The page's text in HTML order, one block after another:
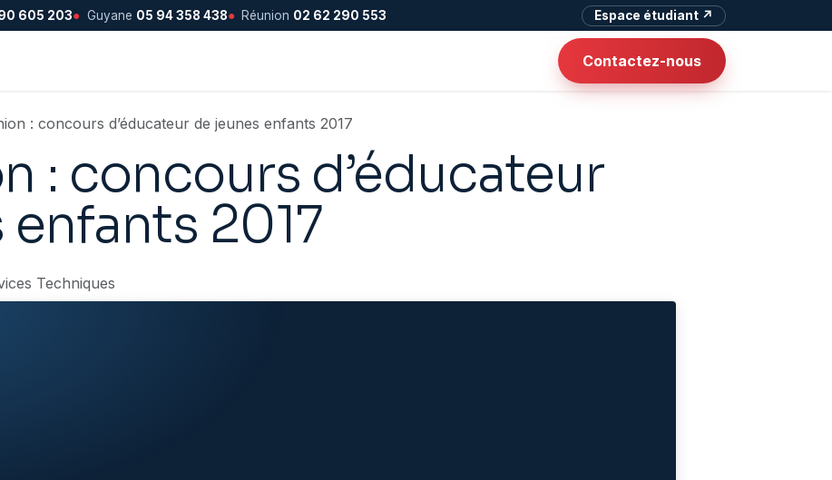
605 203● Guyane 05 94 358 438● Réunion 02 62 290 553 Espace étudiant ↗
Contactez-nous
: concours d’éducateur de jeunes enfants 2017
: concours d’éducateur
2017
Techniques